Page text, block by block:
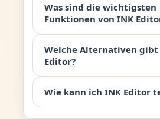
Was sind die wichtigsten
Funktionen von INK
Welche Alternativen gibt
Editor?
Wie kann ich INK Editor